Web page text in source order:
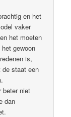
en het
vaker
het moeten
gewoon
is,
de staat een
beter niet
dan